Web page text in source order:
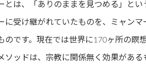
とは、「ありのままを見つめる」と
に受け継がれていたものを、ミャン
のです。現在では世界に170ヶ所の瞑
ソッドは、宗教に関係無く効果がある